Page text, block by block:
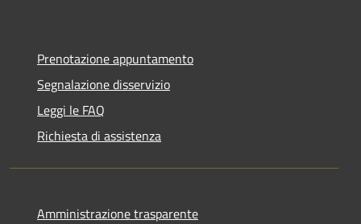
Prenotazione appuntamento
Segnalazione disservizio
Leggi le FAQ
Richiesta di assistenza
Amministrazione trasparente